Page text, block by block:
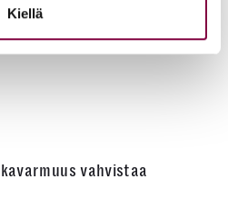
Kiellä
vahvistaa